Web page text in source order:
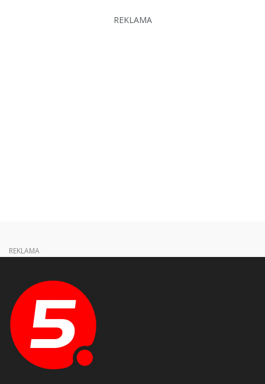
REKLAMA
REKLAMA